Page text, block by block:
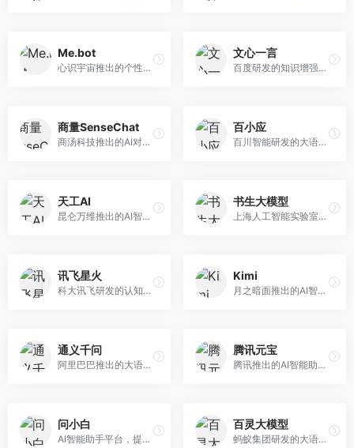
Me.bot
心识宇宙推出的个性化AI伴侣，专注于情感交互和个人助理服务。面向个人用户，支持日程管理、情感陪伴、知识问答等功能，交互体验人性化。
文心一言
百度研发的知识增强大语言模型，深度融合百度知识图谱和搜索能力。面向中文用户，提供知识问答、文本创作、逻辑推理等服务，中文语境理解准确，知识覆盖面广。
商量SenseChat
商汤科技推出的AI对话平台，结合计算机视觉和自然语言处理技术。面向企业用户和开发者，支持多模态交互，视觉理解能力强，适合智能客服和内容创作场景。
百小应
百川智能研发的大语言模型助手，专注于中文理解和生成。面向中文用户，提供知识问答、文本创作、代码辅助等服务，模型参数规模大，中文表达流畅自然。
天工AI
昆仑万维推出的AI智能助手，集成搜索、对话、创作等多种能力。面向普通用户和内容创作者，支持联网搜索、文本生成、图像理解等功能，响应速度快，免费使用。
书生大模型
上海人工智能实验室研发的开源大模型系列，支持多尺度和多模态。面向研究机构和开发者，开源生态完善，学术研究背景深厚，适合科研和定制开发。
讯飞星火
科大讯飞研发的认知智能大模型，深度融合语音识别和自然语言处理技术。面向企业用户和教育领域，提供语音交互、文档处理、代码生成等服务，中文语音识别准确率高。
Kimi
月之暗面推出的AI智能助手，核心优势在于超长文本处理能力，支持20万字以上文档分析。面向学术研究者、职场人士和内容创作者，提供文档解读、PPT生成、联网搜索等综合服务。
通义千问
阿里巴巴推出的大语言模型平台，提供对话问答、文档处理、图像理解、代码编写等全方位AI服务。面向企业用户和个人开发者，集成阿里云生态，支持多模态交互，企业级安全保障。
腾讯元宝
腾讯推出的AI智能助手，整合微信生态和腾讯云服务。面向普通用户和企业客户，支持文档解析、图像理解、联网搜索等功能，与腾讯产品无缝衔接，办公协作便捷。
问小白
AI智能助手平台，提供知识问答、文本创作、文档处理等服务。面向普通用户和职场人士，操作简便，响应速度快，支持多场景应用。
百灵大模型
蚂蚁集团研发的大语言模型平台，专注于金融科技和企业服务。面向金融机构和企业客户，提供智能客服、风险分析、文档处理等服务，金融场景理解深入。